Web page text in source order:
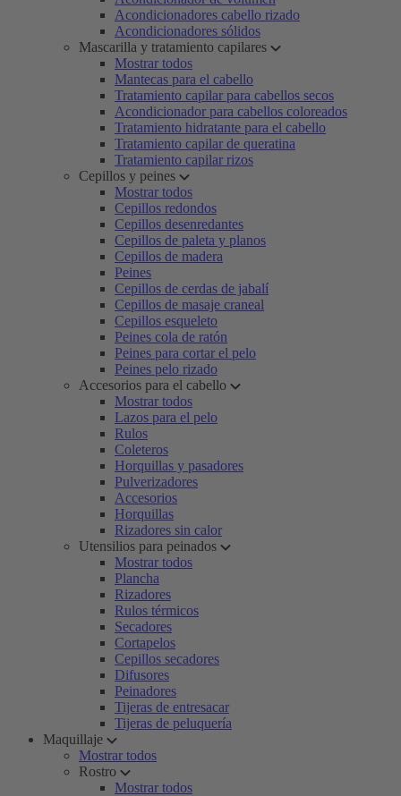
Acondicionadores cabello rizado
Acondicionadores sólidos
Mascarilla y tratamiento capilares
Mostrar todos
Mantecas para el cabello
Tratamiento capilar para cabellos secos
Acondicionador para cabellos coloreados
Tratamiento hidratante para el cabello
Tratamiento capilar de queratina
Tratamiento capilar rizos
Cepillos y peines
Mostrar todos
Cepillos redondos
Cepillos desenredantes
Cepillos de paleta y planos
Cepillos de madera
Peines
Cepillos de cerdas de jabalí
Cepillos de masaje craneal
Cepillos esqueleto
Peines cola de ratón
Peines para cortar el pelo
Peines pelo rizado
Accesorios para el cabello
Mostrar todos
Lazos para el pelo
Rulos
Coleteros
Horquillas y pasadores
Pulverizadores
Accesorios
Horquillas
Rizadores sin calor
Utensilios para peinados
Mostrar todos
Plancha
Rizadores
Rulos térmicos
Secadores
Cortapelos
Cepillos secadores
Difusores
Peinadores
Tijeras de entresacar
Tijeras de peluquería
Maquillaje
Mostrar todos
Rostro
Mostrar todos